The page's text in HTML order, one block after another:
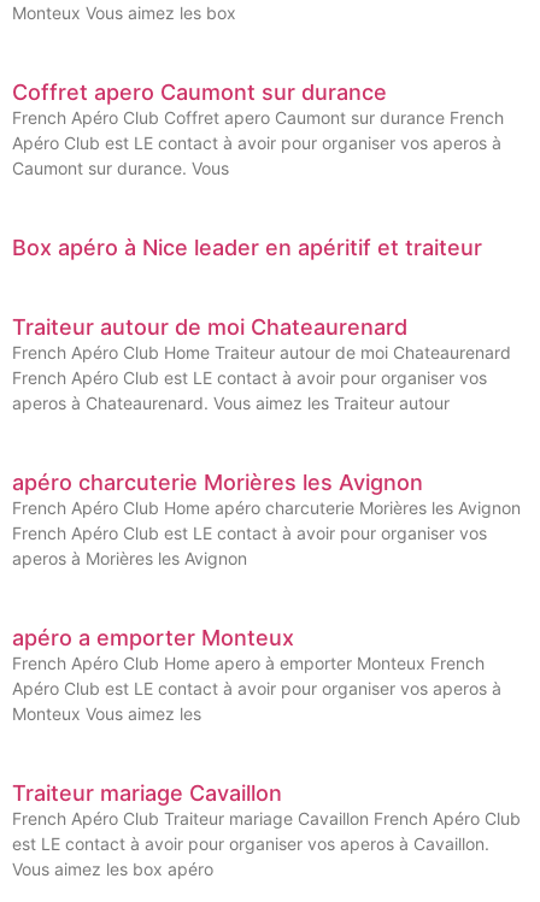
Monteux Vous aimez les box
Coffret apero Caumont sur durance
French Apéro Club Coffret apero Caumont sur durance French
Apéro Club est LE contact à avoir pour organiser vos aperos à
Caumont sur durance. Vous
Box apéro à Nice leader en apéritif et traiteur
Traiteur autour de moi Chateaurenard
French Apéro Club Home Traiteur autour de moi Chateaurenard
French Apéro Club est LE contact à avoir pour organiser vos
aperos à Chateaurenard. Vous aimez les Traiteur autour
apéro charcuterie Morières les Avignon
French Apéro Club Home apéro charcuterie Morières les Avignon
French Apéro Club est LE contact à avoir pour organiser vos
aperos à Morières les Avignon
apéro a emporter Monteux
French Apéro Club Home apero à emporter Monteux French
Apéro Club est LE contact à avoir pour organiser vos aperos à
Monteux Vous aimez les
Traiteur mariage Cavaillon
French Apéro Club Traiteur mariage Cavaillon French Apéro Club
est LE contact à avoir pour organiser vos aperos à Cavaillon.
Vous aimez les box apéro